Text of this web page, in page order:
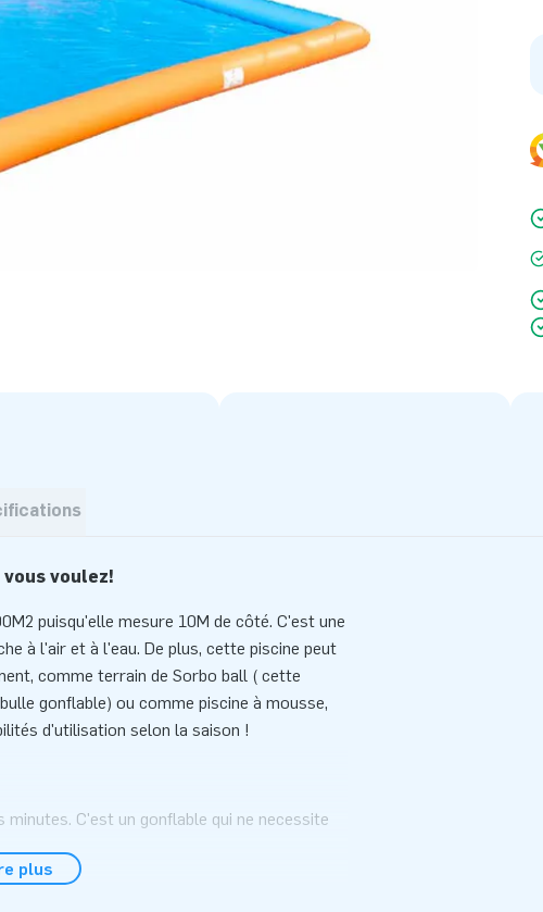
vous voulez!
puisqu'elle mesure 10M de côté. C'est une
à l'air et à l'eau. De plus, cette piscine peut
comme terrain de Sorbo ball ( cette
gonflable) ou comme piscine à mousse,
d'utilisation selon la saison !
C'est un gonflable qui ne necessite
plusieurs semaines sans necessité de
plus